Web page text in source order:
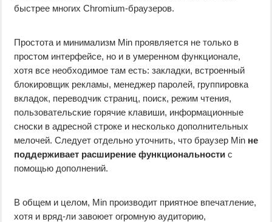
быстрее многих Chromium-браузеров.
Простота и минимализм Min проявляется не только в
простом интерфейсе, но и в умеренном функционале,
хотя все необходимое там есть: закладки, встроенный
блокировщик рекламы, менеджер паролей, группировка
вкладок, переводчик страниц, поиск, режим чтения,
пользовательские горячие клавиши, информационные
сноски в адресной строке и несколько дополнительных
мелочей. Следует отдельно уточнить, что браузер Min не
поддерживает расширение функциональности с
помощью дополнений.
В общем и целом, Min производит приятное впечатление,
хотя и вряд-ли завоюет огромную аудиторию,